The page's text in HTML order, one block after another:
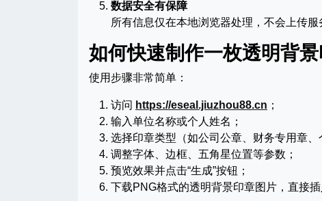
数据安全有保障
所有信息仅在本地浏览器处理，不会上传服
如何快速制作一枚透明背景
使用步骤非常简单：
访问 https://eseal.jiuzhou88.cn ；
输入单位名称或个人姓名；
选择印章类型（如公司公章、财务专用章、
调整字体、边框、五角星位置等参数；
预览效果并点击“生成”按钮；
下载PNG格式的透明背景印章图片，直接插